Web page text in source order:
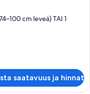
cm leveä) TAI 1
saatavuus ja hinnat